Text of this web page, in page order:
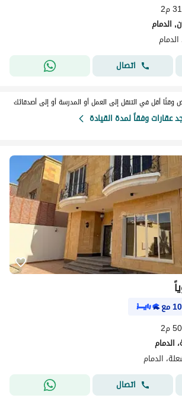
م2
الدمام
اتصال
وقتًا أقل في التنقل إلى العمل أو المدرسة أو إلى أصدقائك
عقارات وفقاً لمدة القيادة
مع
م2
الدمام
الدمام
اتصال